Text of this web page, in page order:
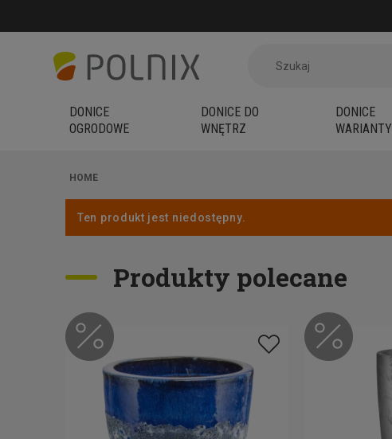
DONICE
OGRODOWE
DONICE DO
WNĘTRZ
DONICE
WARIANTY
HOME
Ten produkt jest niedostępny.
Produkty polecane